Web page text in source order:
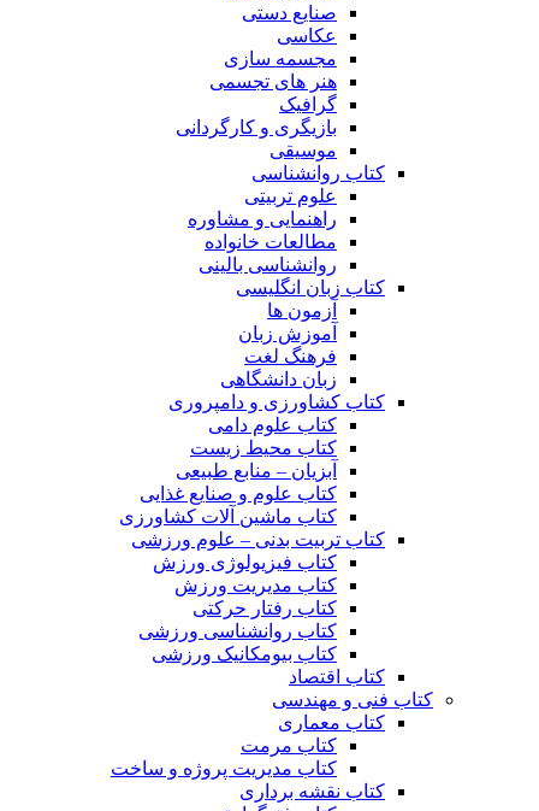
صنایع دستی
عکاسی
مجسمه سازی
هنر های تجسمی
گرافیک
بازیگری و کارگردانی
موسیقی
کتاب روانشناسی
علوم تربیتی
راهنمایی و مشاوره
مطالعات خانواده
روانشناسی بالینی
کتاب زبان انگلیسی
آزمون ها
آموزش زبان
فرهنگ لغت
زبان دانشگاهی
کتاب کشاورزی و دامپروری
کتاب علوم دامی
کتاب محیط زیست
آبزیان – منابع طبیعی
کتاب علوم و صنایع غذایی
کتاب ماشین آلات کشاورزی
کتاب تربیت بدنی – علوم ورزشی
کتاب فیزیولوژی ورزش
کتاب مدیریت ورزش
کتاب رفتار حرکتی
کتاب روانشناسی ورزشی
کتاب بیومکانیک ورزشی
کتاب اقتصاد
کتاب فنی و مهندسی
کتاب معماری
کتاب مرمت
کتاب مدیریت پروژه و ساخت
کتاب نقشه برداری